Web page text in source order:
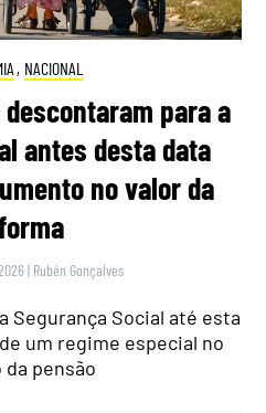
, NACIONAL
para a
antes desta data
no valor da
| Rubén Gonçalves
Segurança Social até esta
um regime especial no
da pensão